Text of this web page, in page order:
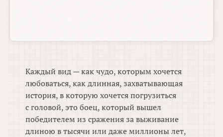
Каждый вид — как чудо, которым хочется
любоваться, как длинная, захватывающая
история, в которую хочется погрузиться
с головой, это боец, который вышел
победителем из сражения за выживание
длиною в тысячи или даже миллионы лет,